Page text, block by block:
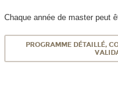
Chaque année de master peut
PROGRAMME DÉTAILLÉ,